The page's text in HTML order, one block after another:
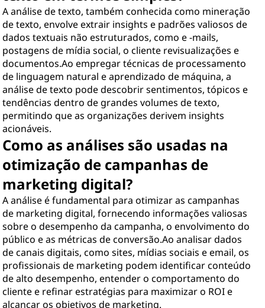
A análise de texto, também conhecida como mineração
de texto, envolve extrair insights e padrões valiosos de
dados textuais não estruturados, como e -mails,
postagens de mídia social, o cliente revisualizações e
documentos.Ao empregar técnicas de processamento
de linguagem natural e aprendizado de máquina, a
análise de texto pode descobrir sentimentos, tópicos e
tendências dentro de grandes volumes de texto,
permitindo que as organizações derivem insights
acionáveis.
Como as análises são usadas na
otimização de campanhas de
marketing digital?
A análise é fundamental para otimizar as campanhas
de marketing digital, fornecendo informações valiosas
sobre o desempenho da campanha, o envolvimento do
público e as métricas de conversão.Ao analisar dados
de canais digitais, como sites, mídias sociais e email, os
profissionais de marketing podem identificar conteúdo
de alto desempenho, entender o comportamento do
cliente e refinar estratégias para maximizar o ROI e
alcançar os objetivos de marketing.